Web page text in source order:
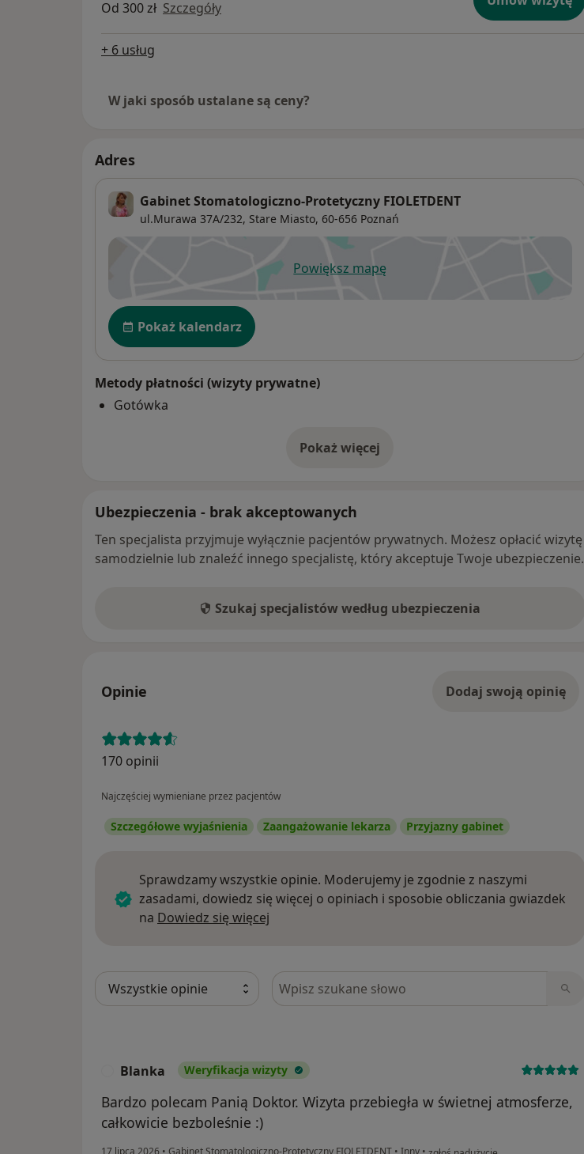
Od 300 zł Szczegóły
+ 6 usług
W jaki sposób ustalane są ceny?
Adres
Gabinet Stomatologiczno-Protetyczny FIOLETDENT
ul.Murawa 37A/232, Stare Miasto, 60-656 Poznań
Powiększ mapęotwiera się w nowej karcie
Dostępność
Pokaż kalendarz
Metody płatności (wizyty prywatne)
Gotówka
Pokaż więcej
o adresie
Ubezpieczenia - brak akceptowanych
Ten specjalista przyjmuje wyłącznie pacjentów prywatnych. Możesz opłacić wizytę
samodzielnie lub znaleźć innego specjalistę, który akceptuje Twoje ubezpieczenie.
Szukaj specjalistów według ubezpieczenia
Opinie Dodaj swoją opinię
170 opinii
Najczęściej wymieniane przez pacjentów
Szczegółowe wyjaśnienia Zaangażowanie lekarza Przyjazny gabinet
Sprawdzamy wszystkie opinie. Moderujemy je zgodnie z naszymi
zasadami, dowiedz się więcej o opiniach i sposobie obliczania gwiazdek
na Dowiedz się więcej
Szukaj w opiniach
Blanka Weryfikacja wizyty
Bardzo polecam Panią Doktor. Wizyta przebiegła w świetnej atmosferze,
całkowicie bezboleśnie :)
17 lipca 2026 • Gabinet Stomatologiczno-Protetyczny FIOLETDENT • Inny • w opinii użytkownika Blanka